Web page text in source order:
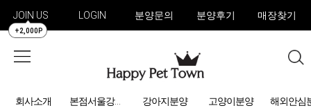
JOIN US
+2,000P
LOGIN 분양문의 분양후기 매장찾기
회사소개 본점서울강아지분양 강아지분양 고양이분양 해외안심